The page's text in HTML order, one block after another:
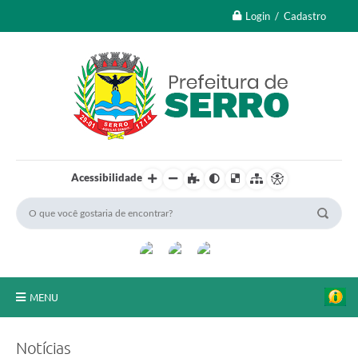
Login / Cadastro
Acessibilidade
MENU
Notícias